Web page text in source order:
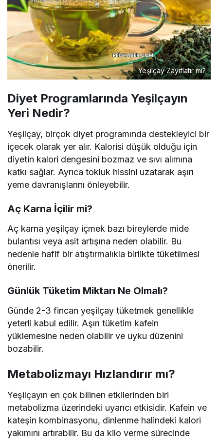
Yeşilçay Zayıflatır mı?
Diyet Programlarında Yeşilçayın
Yeri Nedir?
Yeşilçay, birçok diyet programında destekleyici bir
içecek olarak yer alır. Kalorisi düşük olduğu için
diyetin kalori dengesini bozmaz ve sıvı alımına
katkı sağlar. Ayrıca tokluk hissini uzatarak aşırı
yeme davranışlarını önleyebilir.
Aç Karna İçilir mi?
Aç karna yeşilçay içmek bazı bireylerde mide
bulantısı veya asit artışına neden olabilir. Bu
nedenle hafif bir atıştırmalıkla birlikte tüketilmesi
önerilir.
Günlük Tüketim Miktarı Ne Olmalı?
Günde 2-3 fincan yeşilçay tüketmek genellikle
yeterli kabul edilir. Aşırı tüketim kafein
yüklemesine neden olabilir ve uyku düzenini
bozabilir.
Metabolizmayı Hızlandırır mı?
Yeşilçayın en çok bilinen etkilerinden biri
metabolizma üzerindeki uyarıcı etkisidir. Kafein ve
kateşin kombinasyonu, dinlenme halindeki kalori
yakımını artırabilir. Bu da kilo verme sürecinde